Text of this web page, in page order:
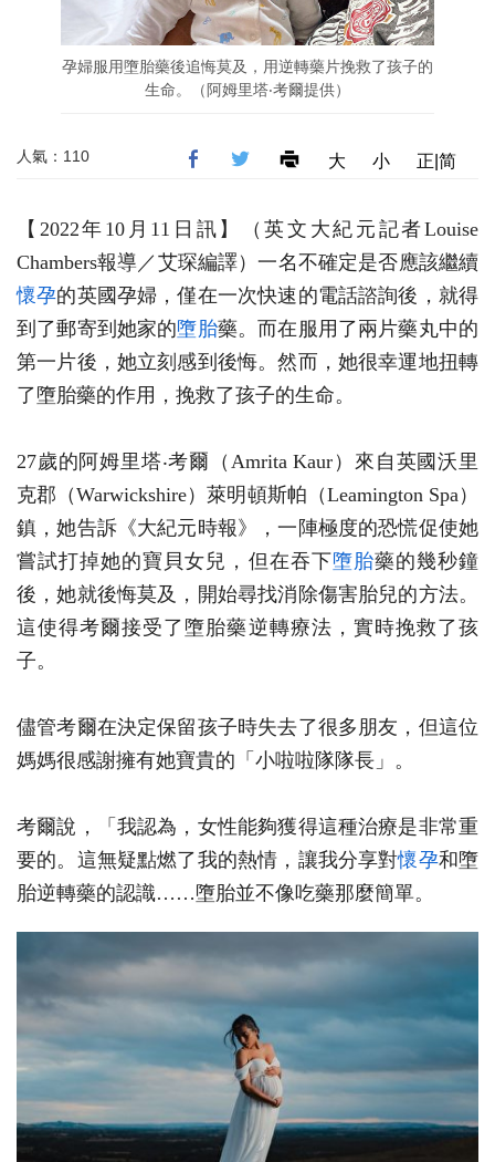
孕婦服用墮胎藥後追悔莫及，用逆轉藥片挽救了孩子的
生命。（阿姆⾥塔‧考爾提供）
人氣：110 大 小 正|简
【2022年10月11日訊】（英文大紀元記者Louise
Chambers報導／艾琛編譯）一名不確定是否應該繼續
懷孕的英國孕婦，僅在一次快速的電話諮詢後，就得
到了郵寄到她家的墮胎藥。而在服用了兩片藥丸中的
第一片後，她立刻感到後悔。然而，她很幸運地扭轉
了墮胎藥的作用，挽救了孩子的生命。
27歲的阿姆⾥塔‧考爾（Amrita Kaur）來自英國沃里
克郡（Warwickshire）萊明頓斯帕（Leamington Spa）
鎮，她告訴《大紀元時報》，一陣極度的恐慌促使她
嘗試打掉她的寶貝女兒，但在吞下墮胎藥的幾秒鐘
後，她就後悔莫及，開始尋找消除傷害胎兒的方法。
這使得考爾接受了墮胎藥逆轉療法，實時挽救了孩
子。
儘管考爾在決定保留孩子時失去了很多朋友，但這位
媽媽很感謝擁有她寶貴的「小啦啦隊隊長」。
考爾說，「我認為，女性能夠獲得這種治療是非常重
要的。這無疑點燃了我的熱情，讓我分享對懷孕和墮
胎逆轉藥的認識……墮胎並不像吃藥那麼簡單。